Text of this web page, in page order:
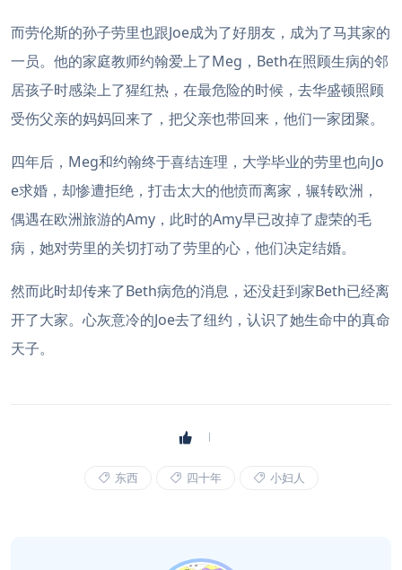
而劳伦斯的孙子劳里也跟Joe成为了好朋友，成为了马其家的
一员。他的家庭教师约翰爱上了Meg，Beth在照顾生病的邻
居孩子时感染上了猩红热，在最危险的时候，去华盛顿照顾
受伤父亲的妈妈回来了，把父亲也带回来，他们一家团聚。
四年后，Meg和约翰终于喜结连理，大学毕业的劳里也向Jo
e求婚，却惨遭拒绝，打击太大的他愤而离家，辗转欧洲，
偶遇在欧洲旅游的Amy，此时的Amy早已改掉了虚荣的毛
病，她对劳里的关切打动了劳里的心，他们决定结婚。
然而此时却传来了Beth病危的消息，还没赶到家Beth已经离
开了大家。心灰意冷的Joe去了纽约，认识了她生命中的真命
天子。
东西 四十年 小妇人